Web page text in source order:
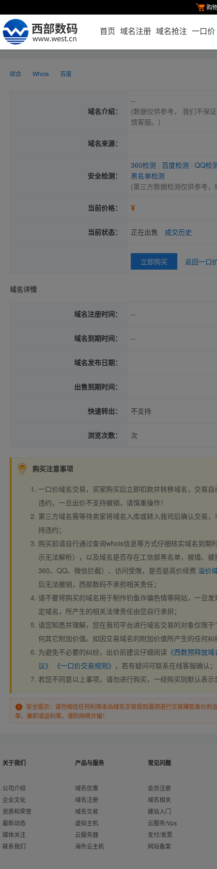
购
首页 域名注册 域名抢注 一口价
综合 Whois 百度
域名介绍：
--
(数据仅供参考， 我们不保
馈客服。）
域名来源：
安全检测：
360检测 百度检测
QQ检
黑名单检测
(第三方数据检测仅供参考
当前价格： ¥
当前状态： 正在出售 成交历史
立即购买 返回一口
域名详情
域名注册时间： --
域名到期时间： --
域名发布日期：
出售到期时间：
快速转出： 不支持
浏览次数： 次
购买注意事项
一口价域名交易，买家购买后立即扣款并转移域名，交易
违约，一旦出价不支持撤销，请慎重操作！
第三方域名需等待卖家将域名入库或转入我司后确认交易
持违约；
购买前请自行通过查询whois信息等方式仔细核实域名到期
示无法解析），以及域名是否存在工信部黑名单，被墙、
360、QQ、微信拦截）、访问受限，是否是高价续费 溢价
后无法撤销，西部数码不承担相关责任；
请不要将购买的域名用于制作钓鱼诈骗色情等网站，一旦
定域名，所产生的相关法律责任由您自行承担；
请您知悉并理解，您在我司平台进行域名交易的对象仅限于
何其它附加价值。如因交易域名的附加价值所产生的任何
为避免不必要的纠纷，出价前建议仔细阅读 《西数预释放
议》
《一口价交易规则》 ，若有疑问可联系在线客服确认；
若您不同意以上事项，请勿进行购买，一经购买则默认表
安全提示：请勿相信任何利用本站域名交易规则漏洞进行交易赚取差价的
单、兼职或返利等，谨防网络诈骗！
关于我们
公司介绍
企业文化
资质和荣誉
最新动态
媒体关注
联系我们
产品与服务
域名优惠
域名注册
域名交易
虚拟主机
云服务器
海外云主机
常见问题
会员注册
域名相关
建站入门
云服务/Vps
支付/发票
网站备案